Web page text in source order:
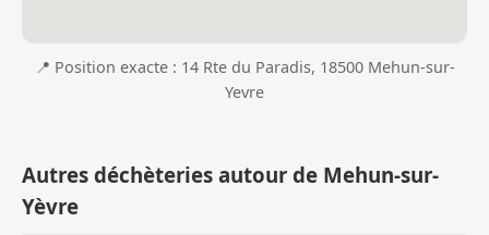
📍 Position exacte : 14 Rte du Paradis, 18500 Mehun-sur-
Yevre
Autres déchèteries autour de Mehun-sur-
Yèvre